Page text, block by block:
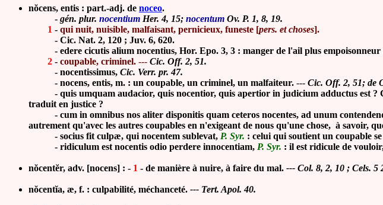
nŏcens, entis : part.-adj. de noceo.
- gén. plur. nocentium Her. 4, 15; nocentum Ov. P. 1, 8, 19.
1 - qui nuit, nuisible, malfaisant, pernicieux, funeste [pers. et choses].
- Cic. Nat. 2, 120 ; Juv. 6, 620.
- edere cicutis alium nocentius, Hor. Epo. 3, 3 : manger de l'ail plus empoisonneur
2 - coupable, criminel. --- Cic. Off. 2, 51.
- nocentissimus, Cic. Verr. pr. 47.
- nocens, entis, m. : un coupable, un criminel, un malfaiteur. --- Cic. Off. 2, 51; de
- quis umquam audacior, quis nocentior, quis apertior in judicium adductus est ?
traduit en justice ?
- cum in omnibus nos aliter disponitis quam ceteros nocentes, ad unum
autrement qu'avec les autres coupables en n'exigeant de nous qu'une chose, à savoir,
- socius fit culpæ, qui nocentem sublevat, P. Syr. : celui qui soutient un coupable
- ridiculum est nocentis odio perdere innocentiam, P. Syr. : il est ridicule de
nŏcentĕr, adv. [nocens] : - 1 - de manière à nuire, à faire du mal. --- Col. 8, 2, 10 ; Cels. 5
nŏcentĭa, æ, f. : culpabilité, méchanceté. --- Tert. Apol. 40.